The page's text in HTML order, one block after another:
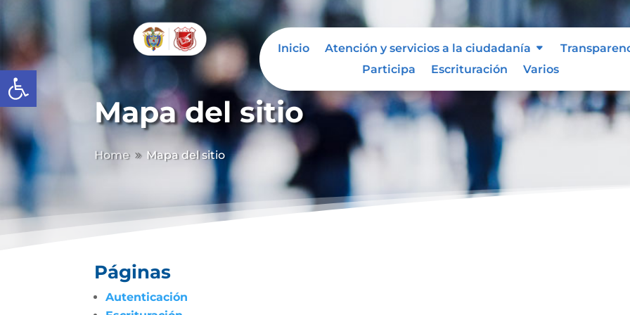
Abrir barra de herramientas
Inicio Atención y servicios a la ciudadanía
Participa
Escrituración Varios
Mapa del sitio
Home 9 Mapa del sitio
Páginas
Autenticación